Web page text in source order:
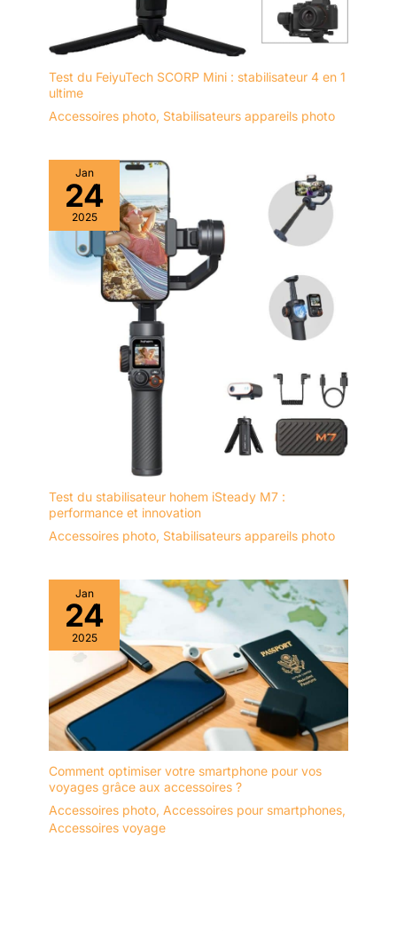
Test du FeiyuTech SCORP Mini : stabilisateur 4 en 1
ultime
Accessoires photo, Stabilisateurs appareils photo
Jan
24
2025
Test du stabilisateur hohem iSteady M7 :
performance et innovation
Accessoires photo, Stabilisateurs appareils photo
Jan
24
2025
Comment optimiser votre smartphone pour vos
voyages grâce aux accessoires ?
Accessoires photo, Accessoires pour smartphones,
Accessoires voyage